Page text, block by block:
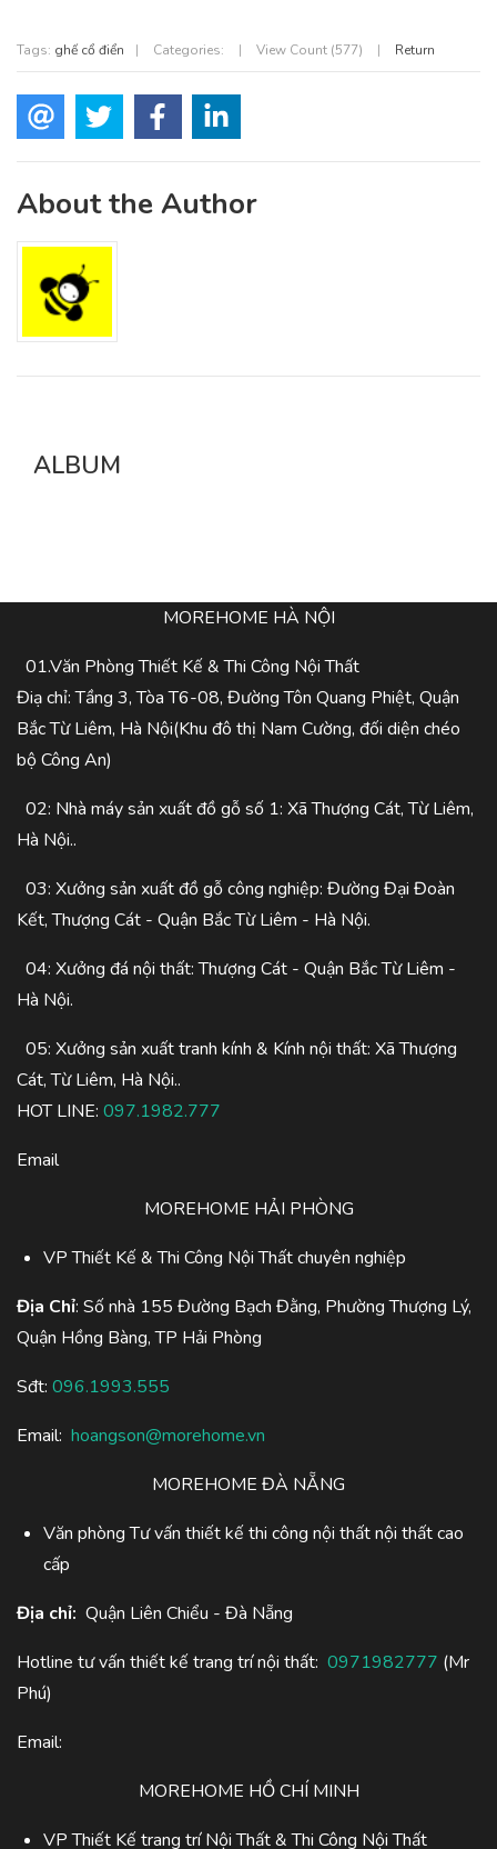
Tags: ghế cổ điển | Categories: | View Count (577) | Return
About the Author
ALBUM
MOREHOME HÀ NỘI
01.Văn Phòng Thiết Kế & Thi Công Nội Thất
Điạ chỉ: Tầng 3, Tòa T6-08, Đường Tôn Quang Phiệt, Quận
Bắc Từ Liêm, Hà Nội(Khu đô thị Nam Cường, đối diện chéo
bộ Công An)
02: Nhà máy sản xuất đồ gỗ số 1: Xã Thượng Cát, Từ Liêm,
Hà Nội..
03: Xưởng sản xuất đồ gỗ công nghiệp: Đường Đại Đoàn
Kết, Thượng Cát - Quận Bắc Từ Liêm - Hà Nội.
04: Xưởng đá nội thất: Thượng Cát - Quận Bắc Từ Liêm -
Hà Nội.
05: Xưởng sản xuất tranh kính & Kính nội thất: Xã Thượng
Cát, Từ Liêm, Hà Nội..
HOT LINE: 097.1982.777
Email
MOREHOME HẢI PHÒNG
VP Thiết Kế & Thi Công Nội Thất chuyên nghiệp
Địa Chỉ: Số nhà 155 Đường Bạch Đằng, Phường Thượng Lý,
Quận Hồng Bàng, TP Hải Phòng
Sđt: 096.1993.555
Email: hoangson@morehome.vn
MOREHOME ĐÀ NẴNG
Văn phòng Tư vấn thiết kế thi công nội thất nội thất cao
cấp
Địa chỉ: Quận Liên Chiểu - Đà Nẵng
Hotline tư vấn thiết kế trang trí nội thất: 0971982777 (Mr
Phú)
Email:
MOREHOME HỒ CHÍ MINH
VP Thiết Kế trang trí Nội Thất & Thi Công Nội Thất